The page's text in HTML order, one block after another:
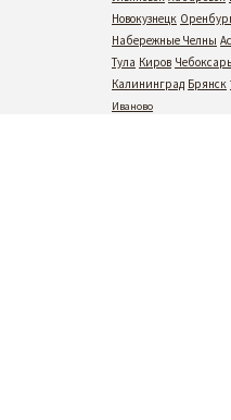
Новокузнецк
Набережные Челны
Тула Киров
Калининград Брянск
Иваново